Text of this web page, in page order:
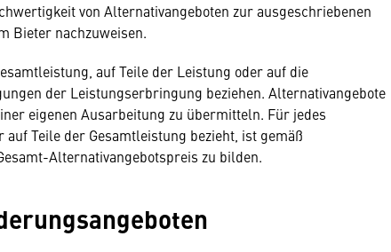
von Alternativangeboten zur ausgeschriebenen
Bieter nachzuweisen.
auf Teile der Leistung oder auf die
der Leistungserbringung beziehen. Alternativangebote
eigenen Ausarbeitung zu übermitteln. Für jedes
Teile der Gesamtleistung bezieht, ist gemäß
Alternativangebotspreis zu bilden.